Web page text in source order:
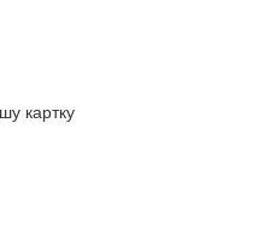
картку